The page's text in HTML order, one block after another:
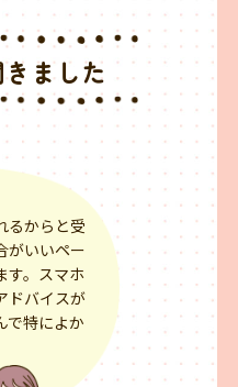
ました
るからと受
がいいペー
す。スマホ
ドバイスが
で特によか